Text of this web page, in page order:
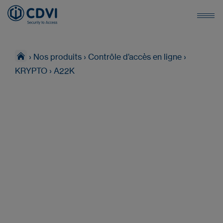
› Nos produits › Contrôle d’accès en ligne ›
KRYPTO › A22K